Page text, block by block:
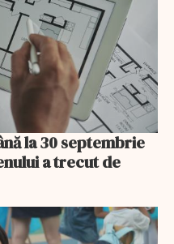
la 30 septembrie
a trecut de